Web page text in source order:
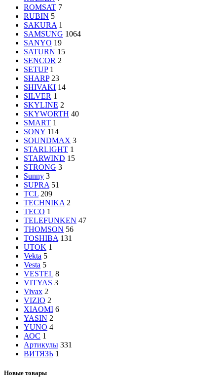
ROMSAT 7
RUBIN 5
SAKURA 1
SAMSUNG 1064
SANYO 19
SATURN 15
SENCOR 2
SETUP 1
SHARP 23
SHIVAKI 14
SILVER 1
SKYLINE 2
SKYWORTH 40
SMART 1
SONY 114
SOUNDMAX 3
STARLIGHT 1
STARWIND 15
STRONG 3
Sunny 3
SUPRA 51
TCL 209
TECHNIKA 2
TECO 1
TELEFUNKEN 47
THOMSON 56
TOSHIBA 131
UTOK 1
Vekta 5
Vesta 5
VESTEL 8
VITYAS 3
Vivax 2
VIZIO 2
XIAOMI 6
YASIN 2
YUNO 4
АОС 1
Артикулы 331
ВИТЯЗЬ 1
Новые товары